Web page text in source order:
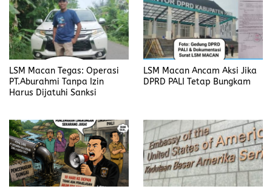
LSM Macan Tegas: Operasi
PT.Aburahmi Tanpa Izin
Harus Dijatuhi Sanksi
LSM Macan Ancam Aksi Jika
DPRD PALI Tetap Bungkam